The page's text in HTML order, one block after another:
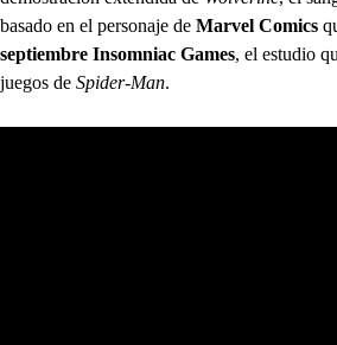
basado en el personaje de Marvel Comics
septiembre Insomniac Games, el estudio
juegos de Spider-Man.